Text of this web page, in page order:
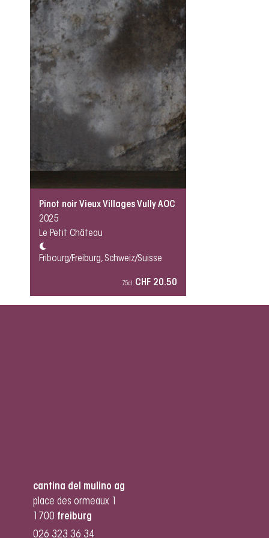
Pinot noir Vieux Villages Vully AOC
2025
Le Petit Château
Fribourg/Freiburg, Schweiz/Suisse
75cl CHF 20.50
cantina del mulino ag
place des ormeaux 1
1700 freiburg
026 323 36 34